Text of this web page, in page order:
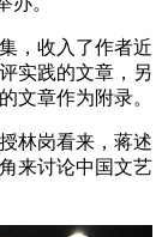
，收入了作者近
实践的文章，另
文章作为附录。
林岗看来，蒋述
来讨论中国文艺